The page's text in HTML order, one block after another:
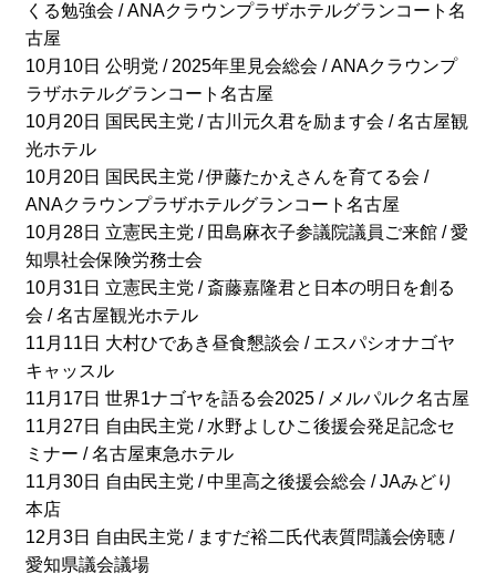
くる勉強会 / ANAクラウンプラザホテルグランコート名
古屋
10月10日 公明党 / 2025年里見会総会 / ANAクラウンプ
ラザホテルグランコート名古屋
10月20日 国民民主党 / 古川元久君を励ます会 / 名古屋観
光ホテル
10月20日 国民民主党 / 伊藤たかえさんを育てる会 /
ANAクラウンプラザホテルグランコート名古屋
10月28日 立憲民主党 / 田島麻衣子参議院議員ご来館 / 愛
知県社会保険労務士会
10月31日 立憲民主党 / 斎藤嘉隆君と日本の明日を創る
会 / 名古屋観光ホテル
11月11日 大村ひであき昼食懇談会 / エスパシオナゴヤ
キャッスル
11月17日 世界1ナゴヤを語る会2025 / メルパルク名古屋
11月27日 自由民主党 / 水野よしひこ後援会発足記念セ
ミナー / 名古屋東急ホテル
11月30日 自由民主党 / 中里高之後援会総会 / JAみどり
本店
12月3日 自由民主党 / ますだ裕二氏代表質問議会傍聴 /
愛知県議会議場